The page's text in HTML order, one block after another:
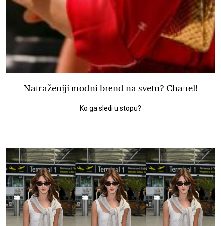
Natraženiji modni brend na svetu? Chanel!
Ko ga sledi u stopu?